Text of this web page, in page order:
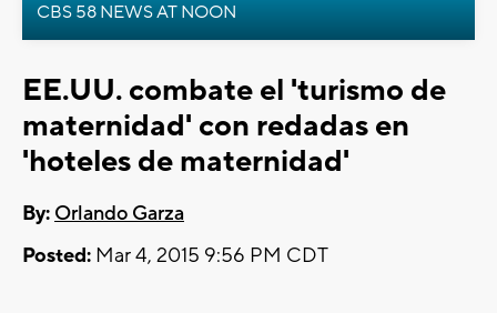
CBS 58 NEWS AT NOON
EE.UU. combate el 'turismo de
maternidad' con redadas en
'hoteles de maternidad'
By: Orlando Garza
Posted: Mar 4, 2015 9:56 PM CDT